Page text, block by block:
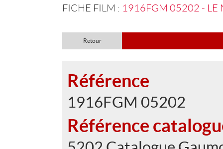
FICHE FILM : 1916FGM 05202 - LE
Retour
Référence
1916FGM 05202
Référence